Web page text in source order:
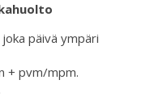
päivä ympäri
+ pvm/mpm.